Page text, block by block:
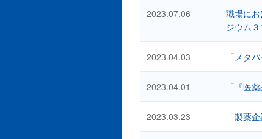
2023.07.06
職場に
ジウム３
2023.04.03 「メタ
2023.04.01 「『医
2023.03.23 「製薬